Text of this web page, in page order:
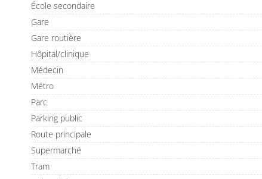
École secondaire
Gare
Gare routière
Hôpital/clinique
Médecin
Métro
Parc
Parking public
Route principale
Supermarché
Tram